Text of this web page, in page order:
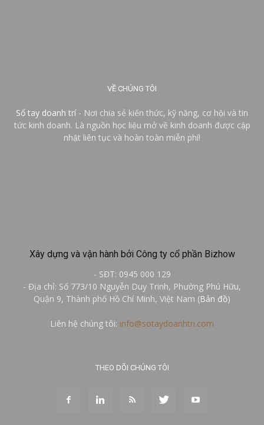
VỀ CHÚNG TÔI
Sổ tay doanh trí - Nơi chia sẻ kiến thức, kỹ năng, cơ hội và tin
tức kinh doanh. Là nguồn học liệu mở về kinh doanh được cập
nhật liên tục và hoàn toàn miễn phí!
Xây dựng và vận hành bởi Công ty cổ phần Bizhow
- SĐT: 0945 000 129
- Địa chỉ: Số 773/10 Nguyễn Duy Trinh, Phường Phú Hữu,
Quận 9, Thành phố Hồ Chí Minh, Việt Nam (Bản đồ)
Liên hệ chúng tôi: info@sotaydoanhtri.com
THEO DÕI CHÚNG TÔI